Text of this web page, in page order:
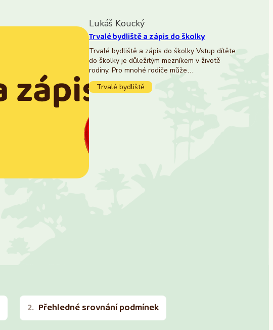
Lukáš Koucký
Trvalé bydliště a zápis do školky
Trvalé bydliště a zápis do školky Vstup dítěte
do školky je důležitým mezníkem v životě
rodiny. Pro mnohé rodiče může…
Trvalé bydliště
Přehledné srovnání podmínek